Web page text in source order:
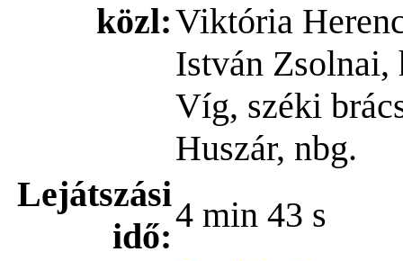
közl:Viktória
István Zsolnai,
Víg, széki
Huszár, nbg.
Lejátszási
idő:
4 min 43 s